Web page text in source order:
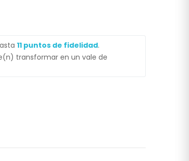
11 puntos de fidelidad.
transformar en un vale de